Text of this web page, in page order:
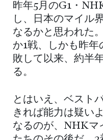
昨年5月のG1・
し、日本のマイル
なるかと思われた
か1戦、しかも昨年
敗して以来、約半
る。
とはいえ、ベスト
きれば能力は疑い
なるのが、NHKマ